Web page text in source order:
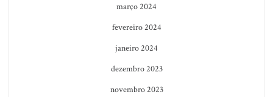
março 2024
fevereiro 2024
janeiro 2024
dezembro 2023
novembro 2023